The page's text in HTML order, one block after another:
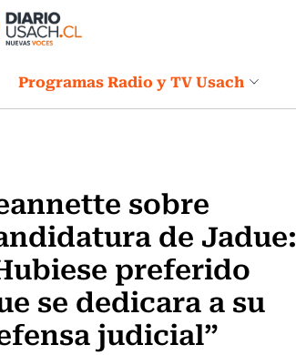
Programas Radio y TV Usach
sobre
de Jadue:
preferido
se dedicara a su
judicial”